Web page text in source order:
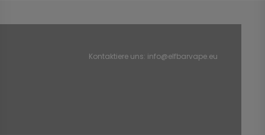
Kontaktiere uns: info@elfbarvape.eu